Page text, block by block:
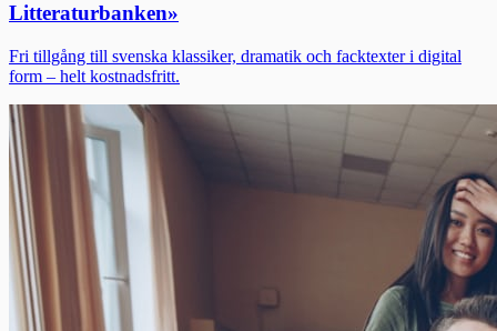
Litteraturbanken»
Fri tillgång till svenska klassiker, dramatik och facktexter i digital
form – helt kostnadsfritt.